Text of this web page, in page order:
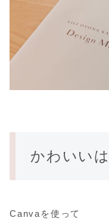
かわいい
Canvaを使って